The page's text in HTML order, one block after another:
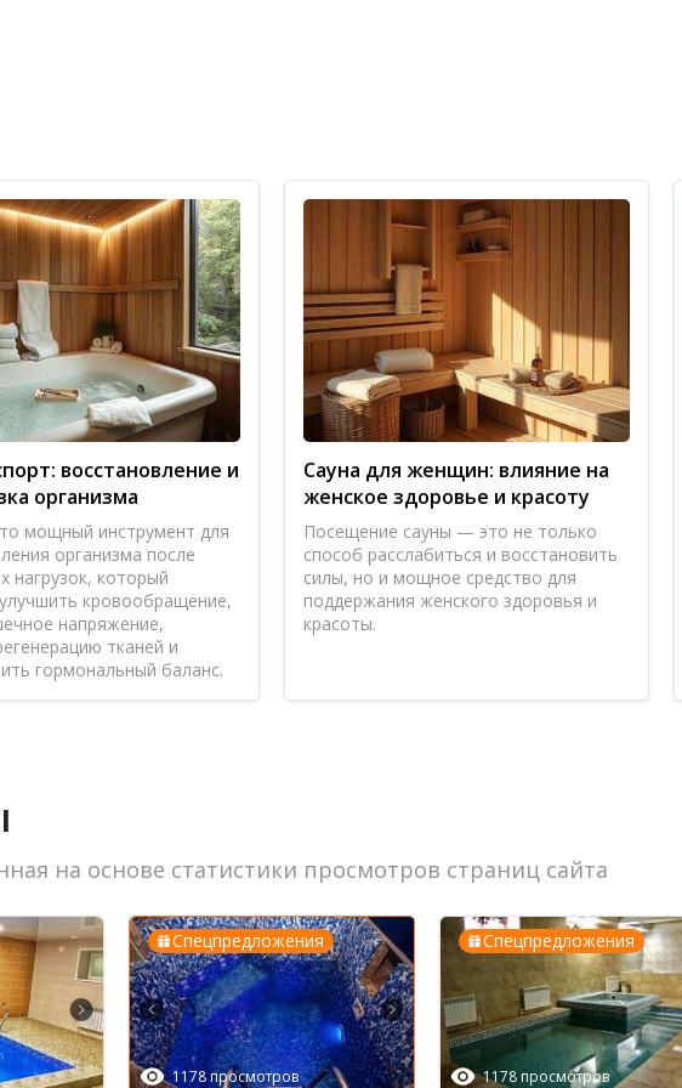
очень вежливые и внимательные ко всему.
гостям. Приятное место, всё организовано достойно.
стабильно хорошо проводим время. Нравится, что финская парная
чистый, что для нас большой плюс при выборе места для отдыха
работают спокойно, претензий нет.
восстановление и
организма
мощный инструмент для
организма после
нагрузок, который
кровообращение,
напряжение,
тканей и
гормональный баланс.
Сауна для женщин: влияние на
женское здоровье и красоту
Посещение сауны — это не только
способ расслабиться и восстановить
силы, но и мощное средство для
поддержания женского здоровья и
красоты.
на основе статистики просмотров страниц сайта
Спецпредложения
1178 просмотров
Спецпредложения
1178 просмотров